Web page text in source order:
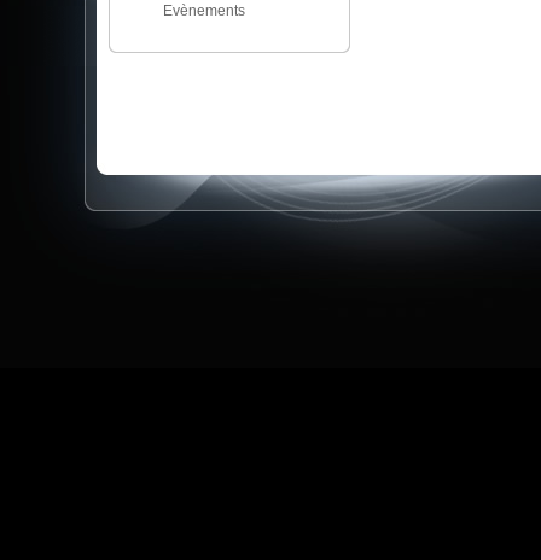
Evènements